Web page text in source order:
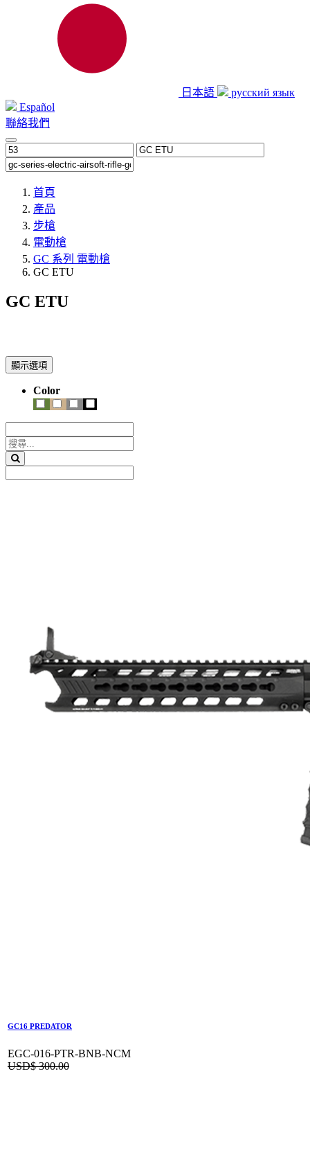
日本語
русский язык
Español
聯絡我們
首頁
產品
步槍
電動槍
GC 系列 電動槍
GC ETU
GC ETU
顯示選項
Color
GC16 PREDATOR
EGC-016-PTR-BNB-NCM
USD$300.00